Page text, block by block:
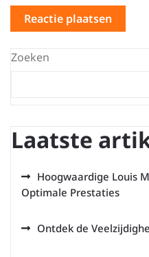
Zoeken
Laatste
Hoogwaardige Louis
Optimale Prestaties
Ontdek de